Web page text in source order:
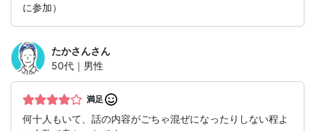
に参加）
たかさんさん
50代｜男性
満足
何十人もいて、話の内容がごちゃ混ぜになったりしない程よ